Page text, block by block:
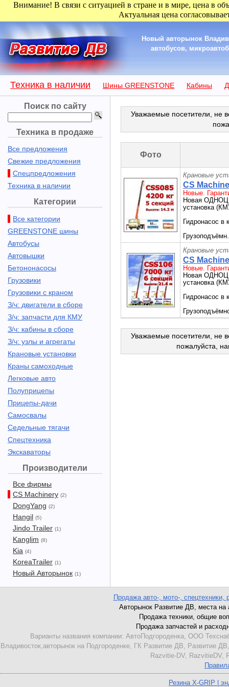
Внимание! В связи с ситуацией в стране и в мире, цена в
Актуальная цена
Новый авторынок
автобусов,
Техника в наличии Шины GREENSTONE Кабины
Поиск по сайту
Техника в продаже
Все предложения
Свежие предложения
Спецпредложения
Техника в наличии
Категории
Все категории
GREENSTONE шины
Автобусы
Автовышки
Бетононасосы
Грузовики
Грузовики с краном
З/ч: двигатели в сборе
З/ч: запчасти для КМУ
З/ч: кабины в сборе
З/ч: узлы и агрегаты
Крановые установки
Краны самоходные
Легковые авто
Полуприцепы
Прицепы-дачи
Самосвалы
Седельные тягачи
Спецтехника
Экскаваторы
Производители
Все фирмы
CS Machinery (2)
DongYang (2)
Hangil (5)
Jindo Trailer (1)
Kanglim (8)
Kia (4)
KoreaTrailer (1)
Новый Авторынок (1)
Уважаемые посетители, не
Фото
Крановые
CS
Новые.
Новая
установка
Гидронасос в
Крановые
CS
Новые.
Новая
установка
Гидронасос в
Уважаемые посетители, не
пожалуйста,
Продажа авто-, мото-, спецтехники,
Авторынок Развитие ДВ, места на
Продажа техники, общие
Продажа запчастей и
Варианты названия компании: АвтоПодгороденка, ООО
Владивосток,авторынок на Подгороденке, ГК Развитие ДВ,
Razvitie-DV, RazvitieDV,
Резина X-GRIP |